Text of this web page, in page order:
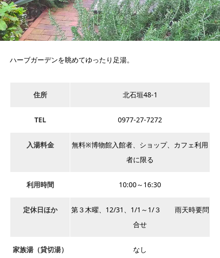
ハーブガーデンを眺めてゆったり足湯。
住所 北石垣48-1
TEL 0977-27-7272
入湯料金
無料※博物館入館者、ショップ、カフェ利用
者に限る
利用時間 10:00～16:30
定休日ほか
第３木曜、12/31、1/1～1/３ 雨天時要問
合せ
家族湯（貸切湯） なし